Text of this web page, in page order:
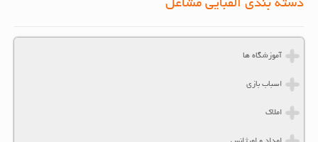
دسته بندی الفبایی مشاغل
آموزشگاه ها
اسباب بازی
املاک